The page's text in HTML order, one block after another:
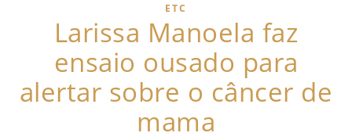
ETC
Larissa Manoela faz
ensaio ousado para
alertar sobre o câncer de
mama